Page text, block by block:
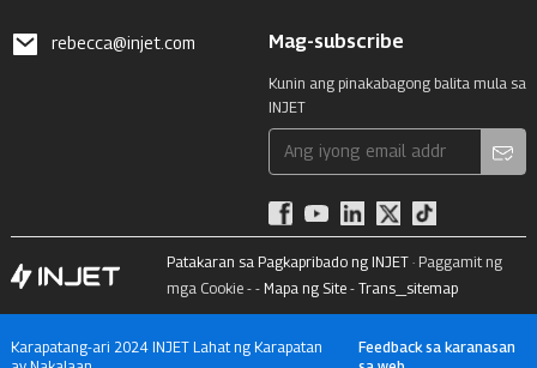
rebecca@injet.com Mag-subscribe
Kunin ang pinakabagong balita mula sa
INJET
Patakaran sa Pagkapribado ng INJET · Paggamit ng
mga Cookie - - Mapa ng Site -Trans_sitemap
Karapatang-ari 2024 INJET Lahat ng Karapatan
Feedback sa karanasan